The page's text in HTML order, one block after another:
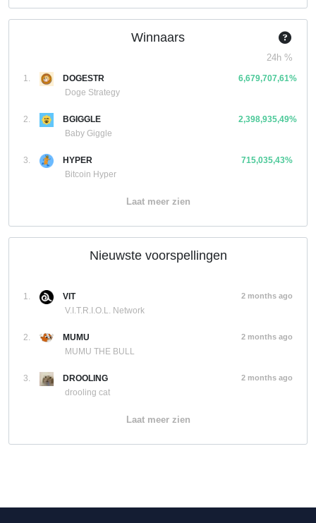
Winnaars
24h %
1.
DOGESTR
Doge Strategy
6,679,707,61%
2.
BGIGGLE
Baby Giggle
2,398,935,49%
3.
HYPER
Bitcoin Hyper
715,035,43%
Laat meer zien
Nieuwste voorspellingen
1.
VIT
V.I.T.R.I.O.L. Network
2 months ago
2.
MUMU
MUMU THE BULL
2 months ago
3.
DROOLING
drooling cat
2 months ago
Laat meer zien